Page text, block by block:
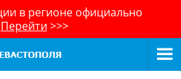
в регионе официально
Перейти >>>